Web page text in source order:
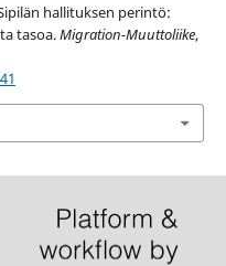
hallituksen perintö:
tasoa.Migration-Muuttoliike,